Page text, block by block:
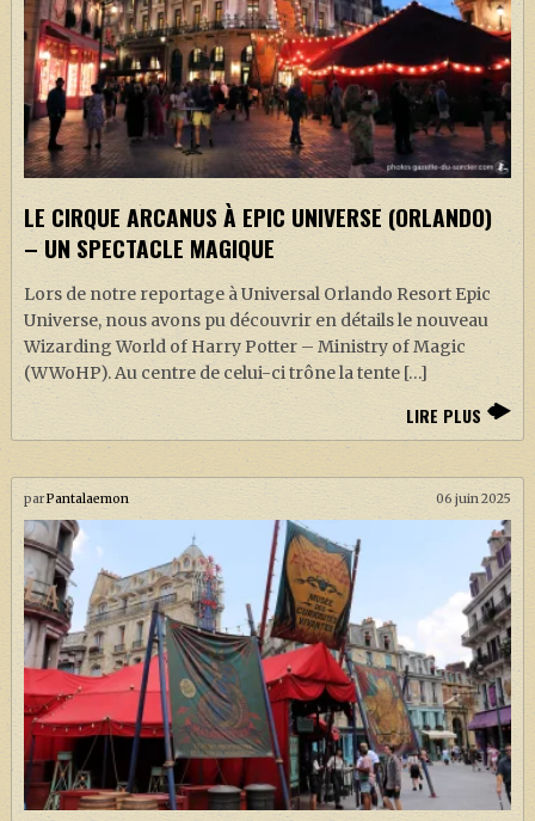
LE CIRQUE ARCANUS À EPIC UNIVERSE (ORLANDO)
– UN SPECTACLE MAGIQUE
Lors de notre reportage à Universal Orlando Resort Epic
Universe, nous avons pu découvrir en détails le nouveau
Wizarding World of Harry Potter – Ministry of Magic
(WWoHP). Au centre de celui-ci trône la tente […]
LIRE PLUS
parPantalaemon 06 juin 2025